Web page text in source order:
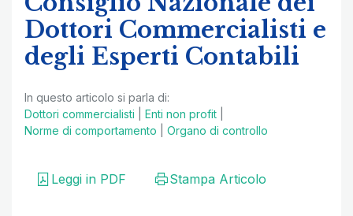
Dottori Commercialisti e
degli Esperti Contabili
In questo articolo si parla di:
Dottori commercialisti
Enti non profit
Norme di comportamento
Organo di controllo
Leggi in PDF Stampa Articolo